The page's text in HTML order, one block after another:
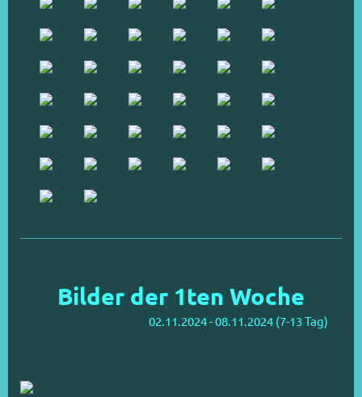
Bilder der 1ten Woche
02.11.2024 - 08.11.2024 (7-13 Tag)